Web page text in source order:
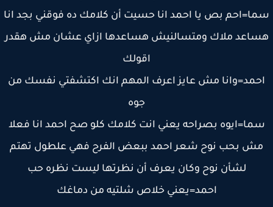
بص يا احمد انا حسيت أن كلامك ده فوقني بجد انا
ملاك ومتسالنيش هساعدها ازاي عشان مش هقدر
اقولك
مش عايز اعرف المهم انك اكتشفتي نفسك من
جوه
بصراحه يعني انت كلامك كلو صح احمد انا فعلا
بحب نوح شعر احمد ببعض الفرح فهي علطول تهتم
لشأن نوح وكان يعرف أن نظرتها ليست نظره حب
احمد=يعني خلاص شلتيه من دماغك